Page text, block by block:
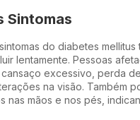
Sintomas
do diabetes
lentamente. Pessoas
excessivo, perda
na visão. Também
nas mãos e nos pés,